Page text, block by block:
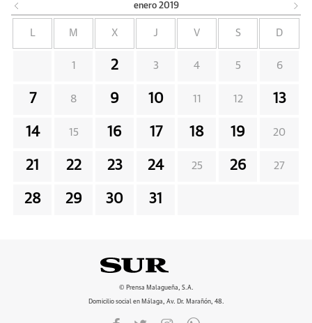
enero 2019
M X J V S D
1 2 3 4 5 6
7 8 9 10 11 12 13
14 15 16 17 18 19 20
21 22 23 24 25 26 27
28 29 30 31
© Prensa Malagueña, S.A.
Domicilio social en Málaga, Av. Dr. Marañón, 48.